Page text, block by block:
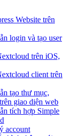
Website trên
login và tạo user
trên iOS,
client trên
tạo thư mục,
giao diện web
tích hợp Simple
account